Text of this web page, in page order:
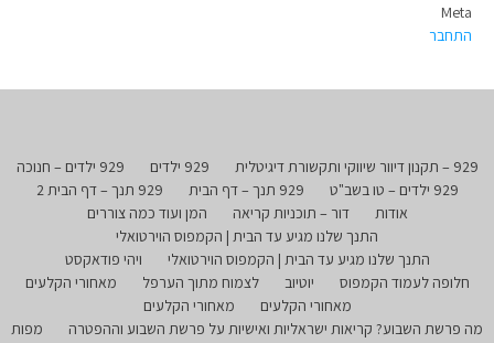
Meta
התחבר
929 – תקנון דיוור שיווקי ותקשורת דיגיטלית 929 ילדים
929 ילדים – חנוכה
929 ילדים – טו בשב"ט
929 תנך – דף הבית
929 תנך – דף הבית 2
אודות
דור – תוכניות קריאה
המן ועוד כמה צוררים
התנך שלנו מגיע עד הבית | הקמפוס הוירטואלי
התנך שלנו מגיע עד הבית | הקמפוס הוירטואלי
ויהי פודאקסט
חלופה לעמוד הקמפוס
יוטיוב לצמוח מתוך הערפל
מאחורי הקלעים
מאחורי הקלעים
מאחורי הקלעים
מה פרשת השבוע? קריאות ישראליות ואישיות על פרשת השבוע וההפטרה
מפות